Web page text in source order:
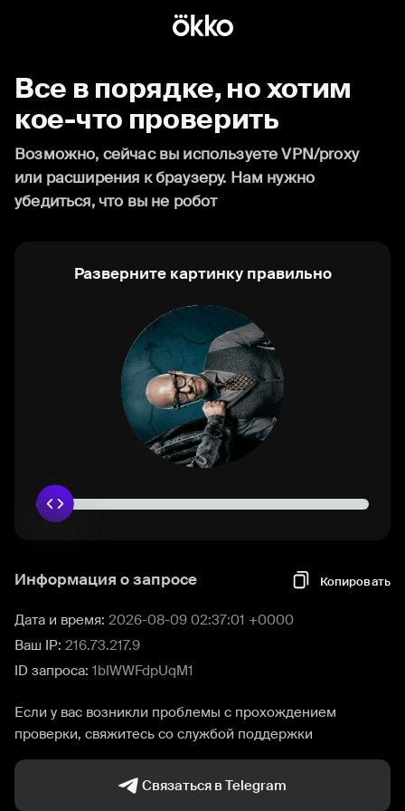
Все в порядке, но хотим
кое-что проверить
Возможно, сейчас вы используете VPN/proxy
или расширения к браузеру. Нам нужно
убедиться, что вы не робот
Разверните картинку правильно
Информация о запросе Копировать
Дата и время: 2026-08-09 02:37:01 +0000
Ваш IP: 216.73.217.9
ID запроса: 1bIWWFdpUqM1
Если у вас возникли проблемы с прохождением
проверки, свяжитесь со службой поддержки
Связаться в Telegram